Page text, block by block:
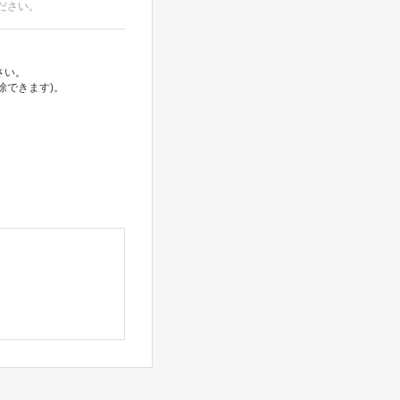
い。
。
きます)。